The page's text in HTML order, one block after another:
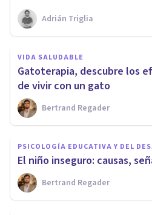
Adrián Triglia
VIDA SALUDABLE
Gatoterapia, descubre los
de vivir con un gato
Bertrand Regader
PSICOLOGÍA EDUCATIVA Y DEL
El niño inseguro: causas,
Bertrand Regader